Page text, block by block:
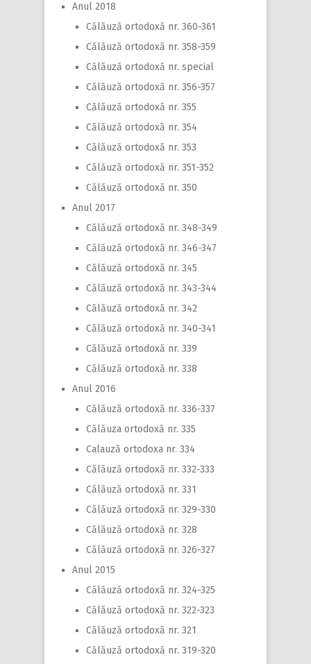
Anul 2018
Călăuză ortodoxă nr. 360-361
Călăuză ortodoxă nr. 358-359
Călăuză ortodoxă nr. special
Călăuză ortodoxă nr. 356-357
Călăuză ortodoxă nr. 355
Călăuză ortodoxă nr. 354
Călăuză ortodoxă nr. 353
Călăuză ortodoxă nr. 351-352
Călăuză ortodoxă nr. 350
Anul 2017
Călăuză ortodoxă nr. 348-349
Călăuză ortodoxă nr. 346-347
Călăuză ortodoxă nr. 345
Călăuză ortodoxă nr. 343-344
Călăuză ortodoxă nr. 342
Călăuză ortodoxă nr. 340-341
Călăuză ortodoxă nr. 339
Călăuză ortodoxă nr. 338
Anul 2016
Călăuză ortodoxă nr. 336-337
Călăuza ortodoxă nr. 335
Calauză ortodoxa nr. 334
Călăuză ortodoxă nr. 332-333
Călăuză ortodoxă nr. 331
Călăuză ortodoxă nr. 329-330
Călăuză ortodoxă nr. 328
Călăuză ortodoxă nr. 326-327
Anul 2015
Călăuză ortodoxă nr. 324-325
Călăuză ortodoxă nr. 322-323
Călăuză ortodoxă nr. 321
Călăuză ortodoxă nr. 319-320